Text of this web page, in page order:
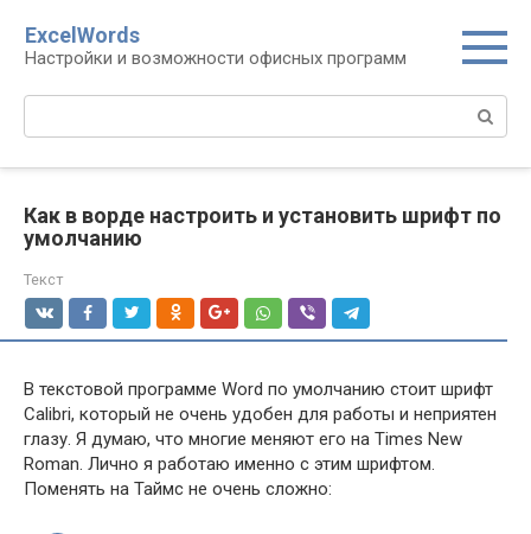
контенту
ExcelWords
Настройки и возможности офисных программ
Как в ворде настроить и установить шрифт по
умолчанию
Текст
В текстовой программе Word по умолчанию стоит шрифт
Calibri, который не очень удобен для работы и неприятен
глазу. Я думаю, что многие меняют его на Times New
Roman. Лично я работаю именно с этим шрифтом.
Поменять на Таймс не очень сложно: